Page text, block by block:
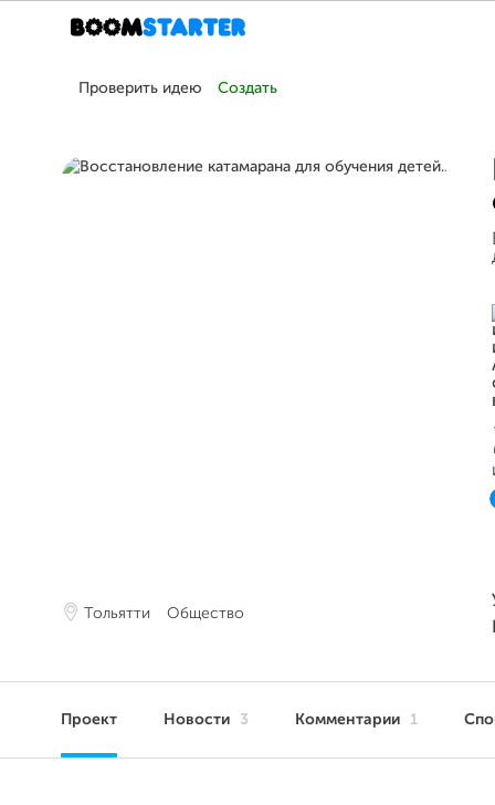
Проверить идею Создать
Тольятти Общество
Проект Новости 3 Комментарии 1